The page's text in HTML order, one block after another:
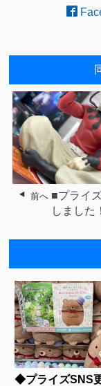
前へ ■プライ
しました
◆プライズSNS